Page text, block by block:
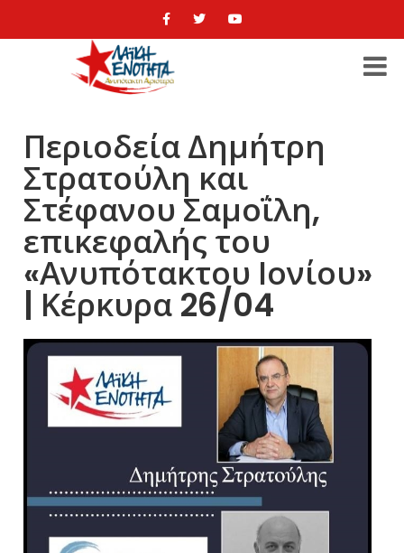
Περιοδεία Δημήτρη
Στρατούλη και
Στέφανου Σαμοΐλη,
επικεφαλής του
«Ανυπότακτου Ιονίου»
| Κέρκυρα 26/04